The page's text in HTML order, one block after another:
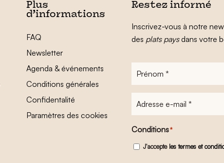
Plus
d’informations
FAQ
Newsletter
Agenda & événements
Conditions générales
Confidentalité
Paramètres des cookies
Restez informé
Inscrivez-vous à notre
des plats paysdans votre
mail
Conditions*
J'accepte les termes et